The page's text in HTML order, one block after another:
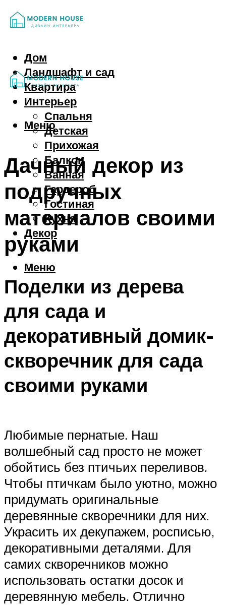
Дом
Ландшафт и сад
Квартира
Интерьер
Спальня
Детская
Прихожая
Балкон
Ванная
Гардероб
Гостиная
Кухня
Декор
Меню
Меню
Дачный декор из
подручных
материалов своими
руками
Поделки из дерева
для сада и
декоративный домик-
скворечник для сада
своими руками
Любимые пернатые. Наш
волшебный сад просто не может
обойтись без птичьих переливов.
Чтобы птичкам было уютно, можно
придумать оригинальные
деревянные скворечники для них.
Украсить их декупажем, росписью,
декоративными деталями. Для
самих скворечников можно
использовать остатки досок и
деревянную мебель. Отлично